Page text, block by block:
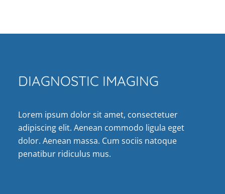
DIAGNOSTIC IMAGING
Lorem ipsum dolor sit amet, consectetuer
adipiscing elit. Aenean commodo ligula eget
dolor. Aenean massa. Cum sociis natoque
penatibur ridiculus mus.